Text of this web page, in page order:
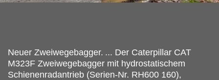
Neuer Zweiwegebagger. ... Der Caterpillar CAT
M323F Zweiwegebagger mit hydrostatischem
Schienenradantrieb (Serien-Nr. RH600 160),